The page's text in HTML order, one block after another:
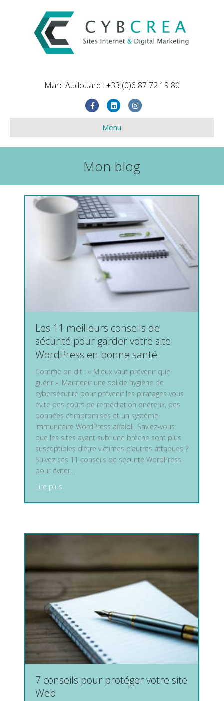
Marc Audouard : +33 (0)6 87 72 19 80
FacebookLinkedinInstagram
Menu
Mon blog
Les 11 meilleurs conseils de
sécurité pour garder votre site
WordPress en bonne santé
Comme on dit : « Mieux vaut prévenir que
guérir ». Maintenir une solide hygiène de
cybersécurité pour prévenir les piratages vous
évite des coûts de remédiation onéreux, des
données compromises et un système
immunitaire WordPress affaibli. Saviez-vous
que les sites ayant subi une brèche sont plus
susceptibles d’être victimes d’autres attaques ?
Suivez ces 11 conseils de sécurité WordPress
pour éviter…
Lire plus
7 conseils pour protéger votre site
Web